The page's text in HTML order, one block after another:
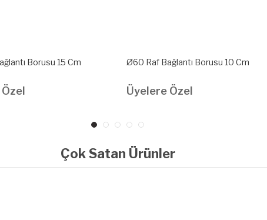
Borusu 15 Cm Ø60 Raf Bağlantı Borusu 10 Cm
Üyelere Özel
Çok Satan Ürünler